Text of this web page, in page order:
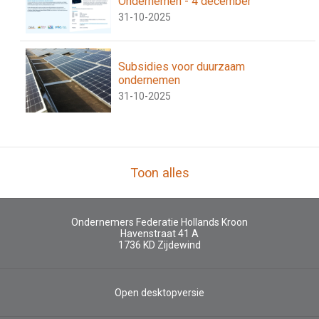
31-10-2025
Subsidies voor duurzaam
ondernemen
31-10-2025
Toon alles
Ondernemers Federatie Hollands Kroon
Havenstraat 41 A
1736 KD Zijdewind
Open desktopversie